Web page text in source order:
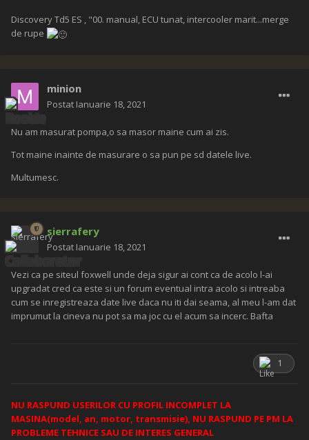
Discovery Td5 ES , "00. manual, ECU tunat, intercooler marit...merge
de rupe
minion
Postat Ianuarie 18, 2021
Nu am masurat pompa,o sa masor maine cum ai zis.
Tot maine inainte de masurare o sa pun pe sd datele live.
Multumesc.
sierrafery
Postat Ianuarie 18, 2021
Vezi ca pe siteul foxwell unde deja sigur ai cont ca de acolo l-ai
upgradat cred ca este si un forum eventual intra acolo si intreaba
cum se inregistreaza date live daca nu iti dai seama, al meu l-am dat
imprumut la cineva nu pot sa ma joc cu el acum sa incerc. Bafta
1
NU RASPUND USERILOR CU PROFIL INCOMPLET LA
MASINA(model, an, motor, transmisie), NU RASPUND PE PM LA
PROBLEME TEHNICE SAU DE INTERES GENERAL